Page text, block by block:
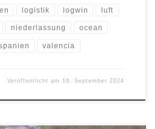
logistik logwin luft
niederlassung ocean
valencia
Veröffentlicht am 18. September 2024